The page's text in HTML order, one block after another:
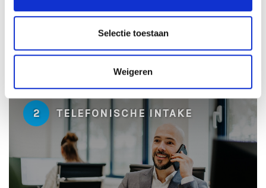
Selectie toestaan
Weigeren
2 TELEFONISCHE INTAKE